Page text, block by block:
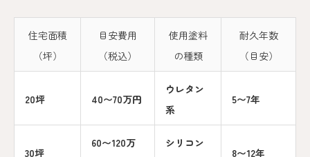
住宅面積
（坪）
目安費用
（税込）
使用塗料
の種類
耐久年数
（目安）
20坪 40〜70万円
ウレタン
系
5〜7年
30坪
60〜120万
シリコン
8〜12年